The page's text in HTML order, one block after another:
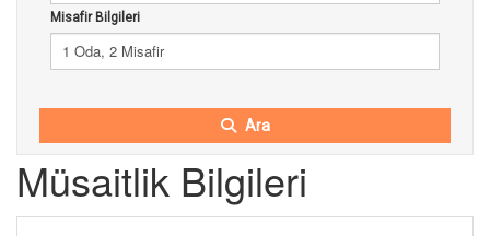
Misafir Bilgileri
1 Oda, 2 Misafir
Ara
Müsaitlik Bilgileri